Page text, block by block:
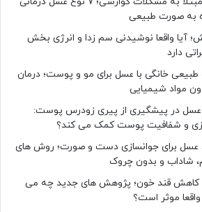
به صورت طبیعی
آیا واقعا نوشیدنی سم زدا و انرژی بخش
دارد
طبیعی خانگی با عسل برای مو و پوست؛ درمان
مواد شیمیایی
در پیشگیری از پیری زودرس پوست:
و شفافیت پوست کمک می کند؟
عسل برای جوانسازی دست و صورت؛ روش های
شاداب و بدون چروک
کاهش قند خون؛ پژوهش های جدید چه می
واقعا موثر است؟